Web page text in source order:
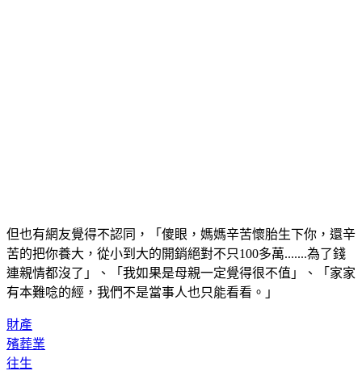
但也有網友覺得不認同，「傻眼，媽媽辛苦懷胎生下你，還辛
苦的把你養大，從小到大的開銷絕對不只100多萬.......為了錢
連親情都沒了」、「我如果是母親一定覺得很不值」、「家家
有本難唸的經，我們不是當事人也只能看看。」
財產
殯葬業
往生